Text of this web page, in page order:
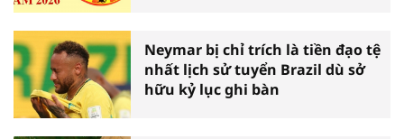
Neymar bị chỉ trích là tiền đạo tệ
nhất lịch sử tuyển Brazil dù sở
hữu kỷ lục ghi bàn